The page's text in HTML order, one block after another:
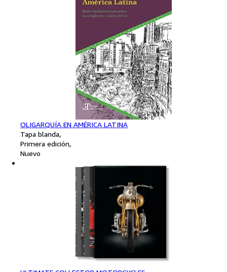
OLIGARQUÍA EN AMÉRICA LATINA
Tapa blanda
Primera edición
Nuevo